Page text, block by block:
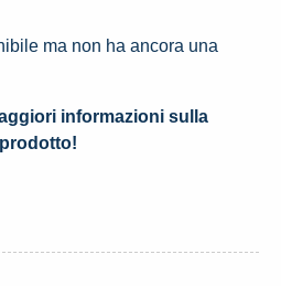
ma non ha ancora una
informazioni sulla